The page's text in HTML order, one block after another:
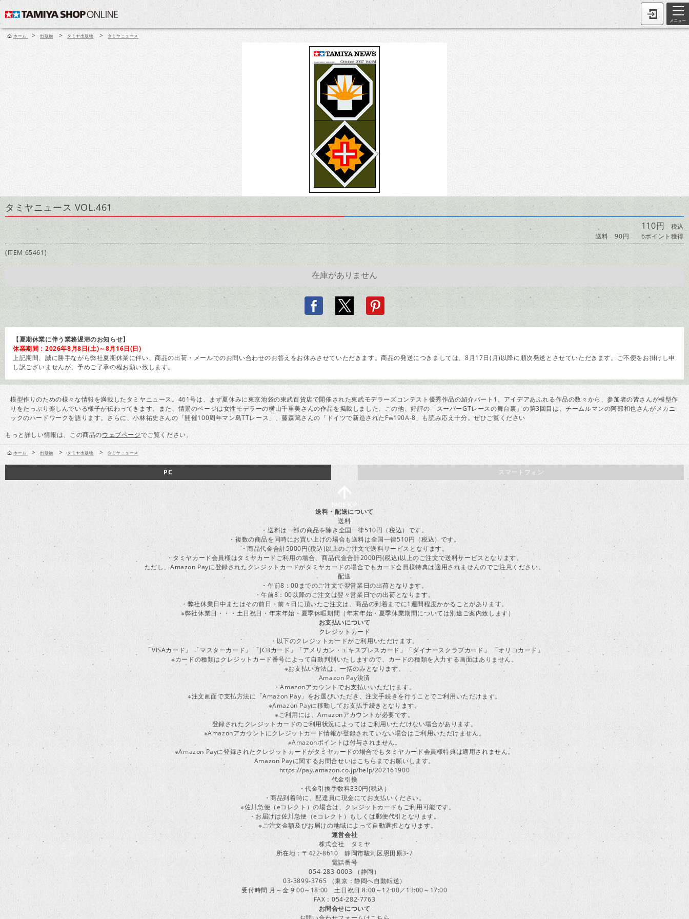
メニュー
ホーム > 出版物 > タミヤ出版物 > タミヤニュース
タミヤニュース VOL.461
110円 税込
送料 90円
6ポイント獲得
(ITEM 65461)
【夏期休業に伴う業務遅滞のお知らせ】
休業期間：2026年8月8日(土)～8月16日(日)
上記期間、誠に勝手ながら弊社夏期休業に伴い、商品の出荷・メールでのお問い合わせのお答えをお休みさせていただきます。商品の発送につきましては、8月17日(月)以降に順次発送とさせていただきます。ご不便をお掛けし申
し訳ございませんが、予めご了承の程お願い致します。
模型作りのための様々な情報を満載したタミヤニュース。461号は、まず夏休みに東京池袋の東武百貨店で開催された東武モデラーズコンテスト優秀作品の紹介パート1。アイデアあふれる作品の数々から、参加者の皆さんが模型作
りをたっぷり楽しんでいる様子が伝わってきます。また、情景のページは女性モデラーの横山千重美さんの作品を掲載しました。この他、好評の「スーパーGTレースの舞台裏」の第3回目は、チームルマンの阿部和也さんがメカニ
ックのハードワークを語ります。さらに、小林祐史さんの「開催100周年マン島TTレース」、藤森篤さんの「ドイツで新造されたFw190A-8」も読み応え十分。ぜひご覧ください
もっと詳しい情報は、この商品のウェブページでご覧ください。
ホーム > 出版物 > タミヤ出版物 > タミヤニュース
スマートフォン
PC
送料・配送について
送料
・送料は一部の商品を除き全国一律510円（税込）です。
・複数の商品を同時にお買い上げの場合も送料は全国一律510円（税込）です。
・商品代金合計5000円(税込)以上のご注文で送料サービスとなります。
・タミヤカード会員様はタミヤカードご利用の場合、商品代金合計2000円(税込)以上のご注文で送料サービスとなります。
ただし、Amazon Payに登録されたクレジットカードがタミヤカードの場合でもカード会員様特典は適用されませんのでご注意ください。
配送
・午前8：00までのご注文で翌営業日の出荷となります。
・午前8：00以降のご注文は翌々営業日での出荷となります。
・弊社休業日中またはその前日・前々日に頂いたご注文は、商品の到着までに1週間程度かかることがあります。
※弊社休業日・・・土日祝日・年末年始・夏季休暇期間（年末年始・夏季休業期間については別途ご案内致します）
お支払いについて
クレジットカード
・以下のクレジットカードがご利用いただけます。
「VISAカード」 「マスターカード」 「JCBカード」「アメリカン・エキスプレスカード」「ダイナースクラブカード」 「オリコカード」
※カードの種類はクレジットカード番号によって自動判別いたしますので、カードの種類を入力する画面はありません。
※お支払い方法は、一括のみとなります。
Amazon Pay決済
・Amazonアカウントでお支払いいただけます。
※注文画面で支払方法に「Amazon Pay」をお選びいただき、注文手続きを行うことでご利用いただけます。
※Amazon Payに移動してお支払手続きとなります。
※ご利用には、Amazonアカウントが必要です。
登録されたクレジットカードのご利用状況によってはご利用いただけない場合があります。
※Amazonアカウントにクレジットカード情報が登録されていない場合はご利用いただけません。
※Amazonポイントは付与されません。
※Amazon Payに登録されたクレジットカードがタミヤカードの場合でもタミヤカード会員様特典は適用されません。
Amazon Payに関するお問合せいはこちらまでお願いします。
https://pay.amazon.co.jp/help/202161900
代金引換
・代金引換手数料330円(税込）
・商品到着時に、配達員に現金にてお支払いください。
※佐川急便（eコレクト）の場合は、クレジットカードもご利用可能です。
・お届けは佐川急便（eコレクト）もしくは郵便代引となります。
※ご注文金額及びお届けの地域によって自動選択となります。
運営会社
株式会社 タミヤ
所在地：〒422-8610 静岡市駿河区恩田原3-7
電話番号
054-283-0003 （静岡）
03-3899-3765 （東京：静岡へ自動転送）
受付時間 月～金 9:00～18:00 土日祝日 8:00～12:00／13:00～17:00
FAX：054-282-7763
お問合せについて